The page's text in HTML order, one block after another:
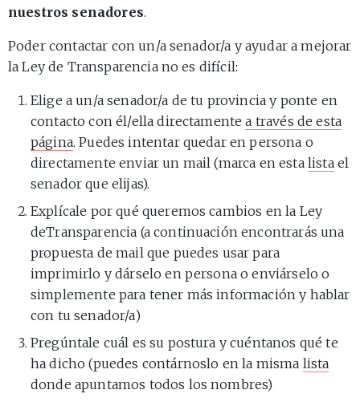
nuestros senadores.
Poder contactar con un/a senador/a y ayudar a mejorar
la Ley de Transparencia no es difícil:
Elige a un/a senador/a de tu provincia y ponte en
contacto con él/ella directamentea través de esta
página. Puedes intentar quedar en persona o
directamente enviar un mail (marca en esta listael
senador que elijas).
Explícale por qué queremos cambios en la Ley
deTransparencia (a continuación encontrarás una
propuesta de mail que puedes usar para
imprimirlo y dárselo en persona o enviárselo o
simplemente para tener más información y hablar
con tu senador/a)
Pregúntale cuál es su postura y cuéntanos qué te
ha dicho (puedes contárnoslo en la misma lista
donde apuntamos todos los nombres)